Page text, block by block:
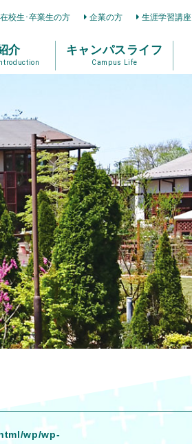
在校生･卒業生の方 企業の方 生涯学習講座
介 キャンパスライフ
Campus Life
wp/wp-